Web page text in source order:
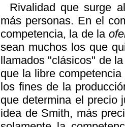
Rivalidad que surge
más personas. En el
competencia, la de la
sean muchos los que
llamados "clásicos" de
que la libre
los fines de la
que determina el precio
idea de Smith, más